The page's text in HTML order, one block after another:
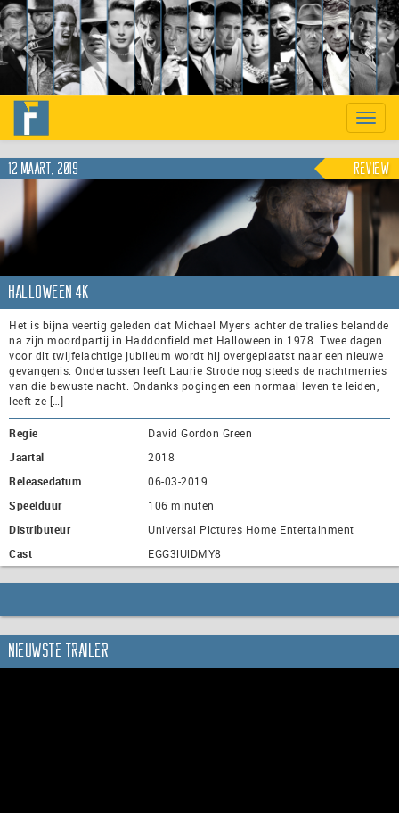
Previous
Toggle
12 maart, 2019 Review
Halloween 4K
Het is bijna veertig geleden dat Michael Myers achter de tralies belandde
na zijn moordpartij in Haddonfield met Halloween in 1978. Twee dagen
voor dit twijfelachtige jubileum wordt hij overgeplaatst naar een nieuwe
gevangenis. Ondertussen leeft Laurie Strode nog steeds de nachtmerries
van die bewuste nacht. Ondanks pogingen een normaal leven te leiden,
leeft ze […]
Regie
David Gordon Green
Jaartal
2018
Releasedatum
06-03-2019
Speelduur
106 minuten
Distributeur
Universal Pictures Home Entertainment
Cast
EGG3lUlDMY8
Nieuwste trailer